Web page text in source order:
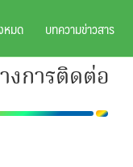
หมด บทความข่าวสาร
งการติดต่อ